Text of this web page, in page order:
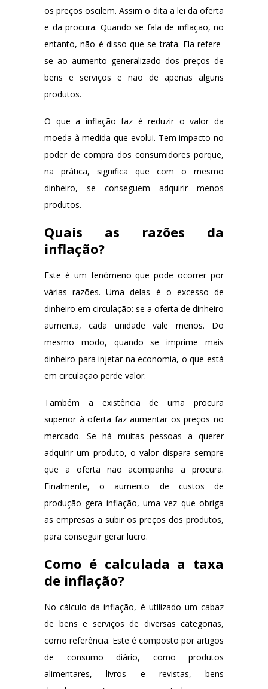
os preços oscilem. Assim o dita a lei da oferta
e da procura. Quando se fala de inflação, no
entanto, não é disso que se trata. Ela refere-
se ao aumento generalizado dos preços de
bens e serviços e não de apenas alguns
produtos.
O que a inflação faz é reduzir o valor da
moeda à medida que evolui. Tem impacto no
poder de compra dos consumidores porque,
na prática, significa que com o mesmo
dinheiro, se conseguem adquirir menos
produtos.
Quais as razões da
inflação?
Este é um fenómeno que pode ocorrer por
várias razões. Uma delas é o excesso de
dinheiro em circulação: se a oferta de dinheiro
aumenta, cada unidade vale menos. Do
mesmo modo, quando se imprime mais
dinheiro para injetar na economia, o que está
em circulação perde valor.
Também a existência de uma procura
superior à oferta faz aumentar os preços no
mercado. Se há muitas pessoas a querer
adquirir um produto, o valor dispara sempre
que a oferta não acompanha a procura.
Finalmente, o aumento de custos de
produção gera inflação, uma vez que obriga
as empresas a subir os preços dos produtos,
para conseguir gerar lucro.
Como é calculada a taxa
de inflação?
No cálculo da inflação, é utilizado um cabaz
de bens e serviços de diversas categorias,
como referência. Este é composto por artigos
de consumo diário, como produtos
alimentares, livros e revistas, bens